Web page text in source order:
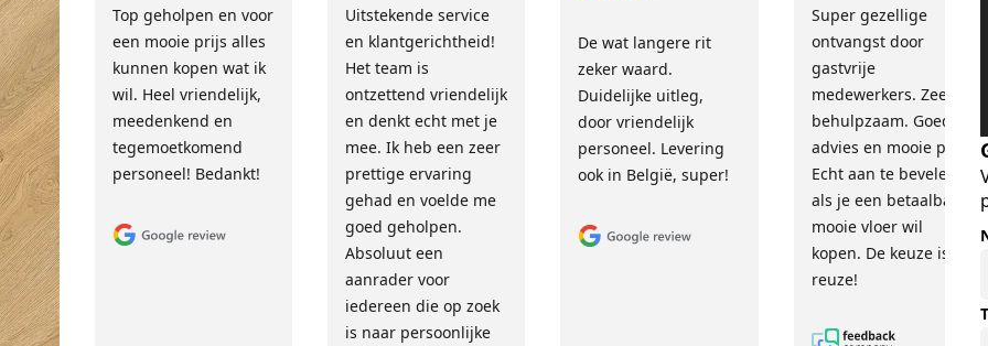
Top geholpen en voor
een mooie prijs alles
kunnen kopen wat ik
wil. Heel vriendelijk,
meedenkend en
tegemoetkomend
personeel! Bedankt!
Uitstekende service
en klantgerichtheid!
Het team is
ontzettend vriendelijk
en denkt echt met je
mee. Ik heb een zeer
prettige ervaring
gehad en voelde me
goed geholpen.
Absoluut een
aanrader voor
iedereen die op zoek
is naar persoonlijke
De wat langere rit
zeker waard.
Duidelijke uitleg,
door vriendelijk
personeel. Levering
ook in België, super!
Super gezellige
ontvangst door
gastvrije
medewerkers. Zeer
behulpzaam. Goed
advies en mooie prijs.
Echt aan te bevelen
als je een betaalbare,
mooie vloer wil
kopen. De keuze is
reuze!